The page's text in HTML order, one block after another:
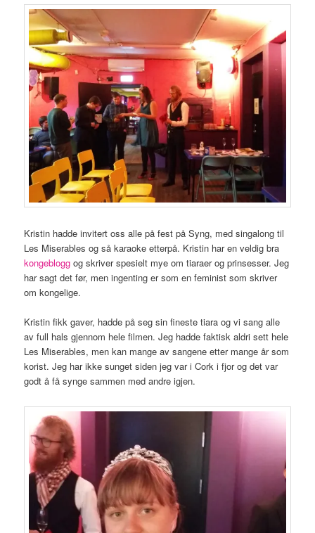
Kristin hadde invitert oss alle på fest på Syng, med singalong til
Les Miserables og så karaoke etterpå. Kristin har en veldig bra
kongebloggog skriver spesielt mye om tiaraer og prinsesser. Jeg
har sagt det før, men ingenting er som en feminist som skriver
om kongelige.
Kristin fikk gaver, hadde på seg sin fineste tiara og vi sang alle
av full hals gjennom hele filmen. Jeg hadde faktisk aldri sett hele
Les Miserables, men kan mange av sangene etter mange år som
korist. Jeg har ikke sunget siden jeg var i Cork i fjor og det var
godt å få synge sammen med andre igjen.